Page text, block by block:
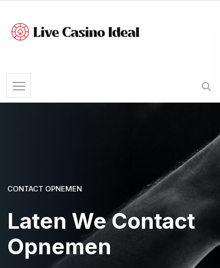
CONTACT OPNEMEN
Laten We Contact
Opnemen